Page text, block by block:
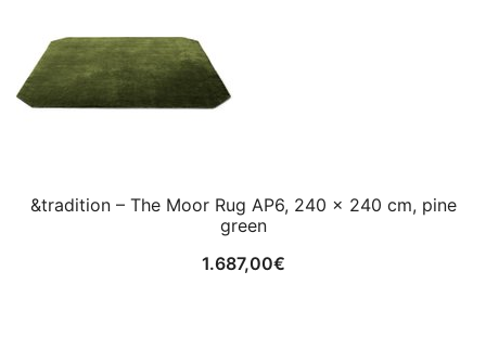
&tradition – The Moor Rug AP6, 240 x 240 cm, pine
green
1.687,00€